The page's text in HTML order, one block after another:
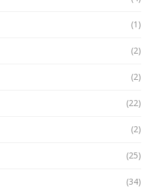
(1)
(2)
(2)
(22)
(2)
(25)
(34)